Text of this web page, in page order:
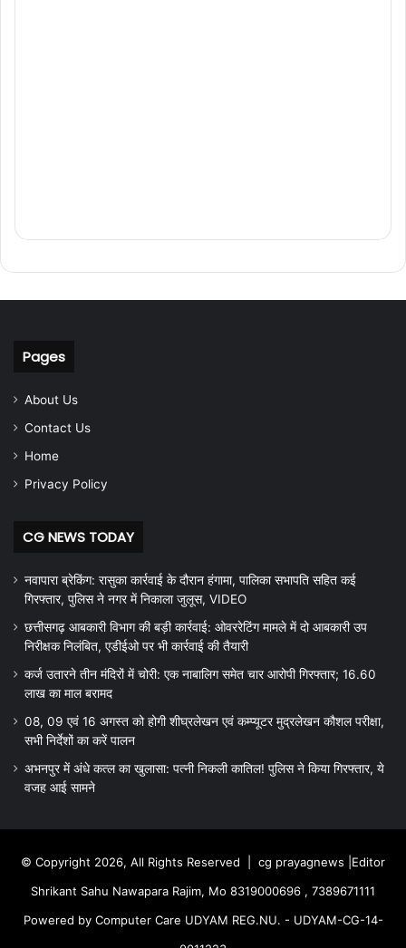
Pages
About Us
Contact Us
Home
Privacy Policy
CG NEWS TODAY
नवापारा ब्रेकिंग: रासुका कार्रवाई के दौरान हंगामा, पालिका सभापति सहित कई
गिरफ्तार, पुलिस ने नगर में निकाला जुलूस, VIDEO
छत्तीसगढ़ आबकारी विभाग की बड़ी कार्रवाई: ओवररेटिंग मामले में दो आबकारी उप
निरीक्षक निलंबित, एडीईओ पर भी कार्रवाई की तैयारी
कर्ज उतारने तीन मंदिरों में चोरी: एक नाबालिग समेत चार आरोपी गिरफ्तार; 16.60
लाख का माल बरामद
08, 09 एवं 16 अगस्त को होगी शीघ्रलेखन एवं कम्प्यूटर मुद्रलेखन कौशल परीक्षा,
सभी निर्देशों का करें पालन
अभनपुर में अंधे कत्ल का खुलासा: पत्नी निकली कातिल! पुलिस ने किया गिरफ्तार, ये
वजह आई सामने
© Copyright 2026, All Rights Reserved | cg prayagnews |Editor
Shrikant Sahu Nawapara Rajim, Mo 8319000696 , 7389671111
Powered by Computer Care UDYAM REG.NU. - UDYAM-CG-14-